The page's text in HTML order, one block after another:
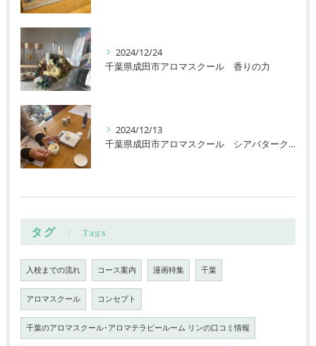
2024/12/24
千葉県成田市アロマスクール 香りの力
2024/12/13
千葉県成田市アロマスクール シアバタークリーム
タグ Tags
入校までの流れ コース案内 漫画特集 千葉
アロマスクール コンセプト
千葉のアロマスクール･アロマテラピールーム リンの口コミ情報